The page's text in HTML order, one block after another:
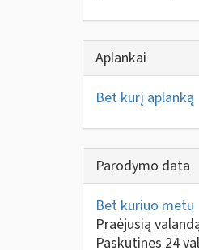
Aplankai
Bet kurį aplanką
Parodymo data
Bet kuriuo metu
Praėjusią
Paskutines 24